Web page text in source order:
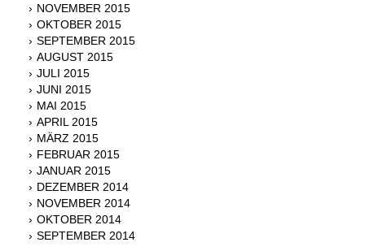
NOVEMBER 2015
OKTOBER 2015
SEPTEMBER 2015
AUGUST 2015
JULI 2015
JUNI 2015
MAI 2015
APRIL 2015
MÄRZ 2015
FEBRUAR 2015
JANUAR 2015
DEZEMBER 2014
NOVEMBER 2014
OKTOBER 2014
SEPTEMBER 2014